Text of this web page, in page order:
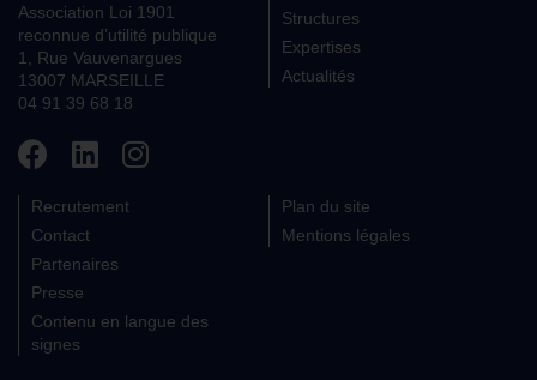
Association Loi 1901
reconnue d’utilité publique
1, Rue Vauvenargues
13007 MARSEILLE
04 91 39 68 18
Structures
Expertises
Actualités
Recrutement
Contact
Partenaires
Presse
Contenu en langue des
signes
Plan du site
Mentions légales